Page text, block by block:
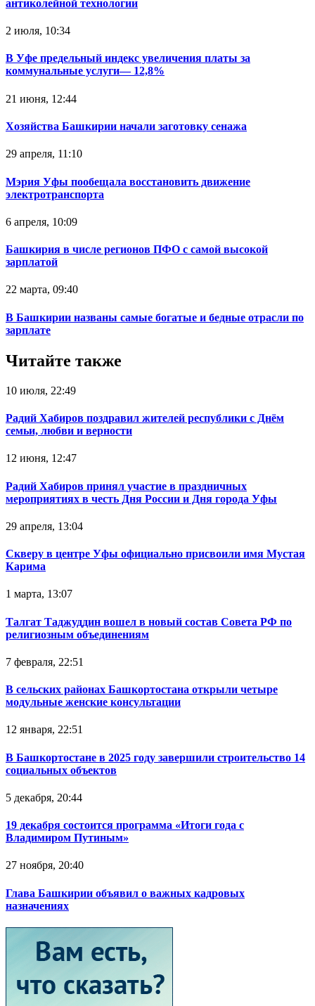
антиколейной технологии
2 июля, 10:34
В Уфе предельный индекс увеличения платы за
коммунальные услуги— 12,8%
21 июня, 12:44
Хозяйства Башкирии начали заготовку сенажа
29 апреля, 11:10
Мэрия Уфы пообещала восстановить движение
электротранспорта
6 апреля, 10:09
Башкирия в числе регионов ПФО с самой высокой
зарплатой
22 марта, 09:40
В Башкирии названы самые богатые и бедные отрасли по
зарплате
Читайте также
10 июля, 22:49
Радий Хабиров поздравил жителей республики с Днём
семьи, любви и верности
12 июня, 12:47
Радий Хабиров принял участие в праздничных
мероприятиях в честь Дня России и Дня города Уфы
29 апреля, 13:04
Скверу в центре Уфы официально присвоили имя Мустая
Карима
1 марта, 13:07
Талгат Таджуддин вошел в новый состав Совета РФ по
религиозным объединениям
7 февраля, 22:51
В сельских районах Башкортостана открыли четыре
модульные женские консультации
12 января, 22:51
В Башкортостане в 2025 году завершили строительство 14
социальных объектов
5 декабря, 20:44
19 декабря состоится программа «Итоги года с
Владимиром Путиным»
27 ноября, 20:40
Глава Башкирии объявил о важных кадровых
назначениях